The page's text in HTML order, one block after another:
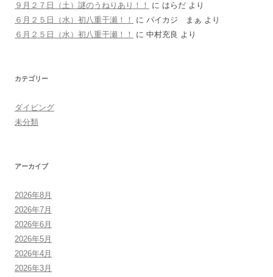
９月２７日（土）謎のうねりあり！！ に はらだ より
６月２５日（水）初八重干瀬！！
に パイカジ まぁ より
６月２５日（水）初八重干瀬！！
に 中村充良 より
カテゴリー
ダイビング
未分類
アーカイブ
2026年8月
2026年7月
2026年6月
2026年5月
2026年4月
2026年3月